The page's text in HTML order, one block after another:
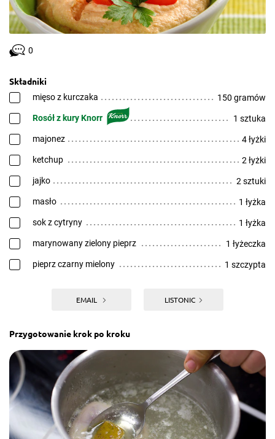
0
Składniki
mięso z kurczaka 150 gramów
Rosół z kury Knorr 1 sztuka
majonez 4 łyżki
ketchup 2 łyżki
jajko 2 sztuki
masło 1 łyżka
sok z cytryny 1 łyżka
marynowany zielony pieprz 1 łyżeczka
pieprz czarny mielony 1 szczypta
EMAIL LISTONIC
Przygotowanie krok po kroku